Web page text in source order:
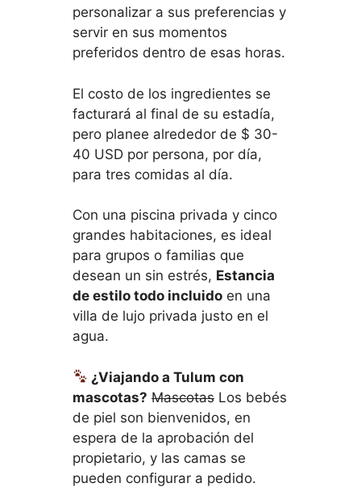
personalizar a sus preferencias y
servir en sus momentos
preferidos dentro de esas horas.
El costo de los ingredientes se
facturará al final de su estadía,
pero planee alrededor de $ 30-
40 USD por persona, por día,
para tres comidas al día.
Con una piscina privada y cinco
grandes habitaciones, es ideal
para grupos o familias que
desean un sin estrés, Estancia
de estilo todo incluido en una
villa de lujo privada justo en el
agua.
¿Viajando a Tulum con
mascotas? Mascotas Los bebés
de piel son bienvenidos, en
espera de la aprobación del
propietario, y las camas se
pueden configurar a pedido.